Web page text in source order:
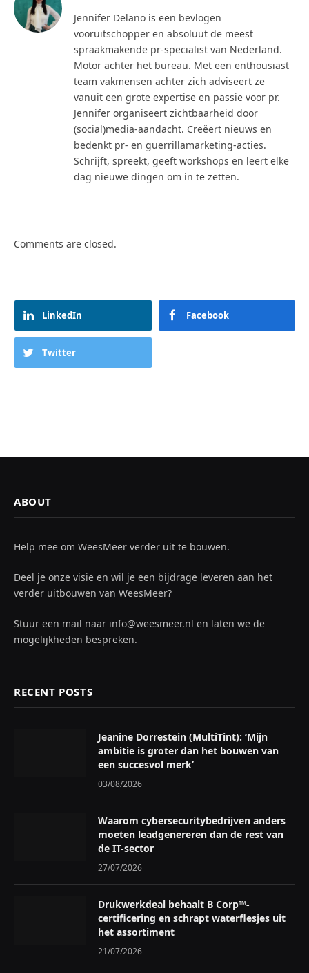
Jennifer Delano is een bevlogen
vooruitschopper en absoluut de meest
spraakmakende pr-specialist van Nederland.
Motor achter het bureau. Met een enthousiast
team vakmensen achter zich adviseert ze
vanuit een grote expertise en passie voor pr.
Jennifer organiseert zichtbaarheid door
(social)media-aandacht. Creëert nieuws en
bedenkt pr- en guerrillamarketing-acties.
Schrijft, spreekt, geeft workshops en leert elke
dag nieuwe dingen om in te zetten.
Comments are closed.
LinkedIn Facebook
Twitter
ABOUT
Help mee om WeesMeer verder uit te bouwen.
Deel je onze visie en wil je een bijdrage leveren aan het
verder uitbouwen van WeesMeer?
Stuur een mail naar info@weesmeer.nl en laten we de
mogelijkheden bespreken.
RECENT POSTS
Jeanine Dorrestein (MultiTint): ‘Mijn
ambitie is groter dan het bouwen van
een succesvol merk’
03/08/2026
Waarom cybersecuritybedrijven anders
moeten leadgenereren dan de rest van
de IT-sector
27/07/2026
Drukwerkdeal behaalt B Corp™-
certificering en schrapt waterflesjes uit
het assortiment
21/07/2026